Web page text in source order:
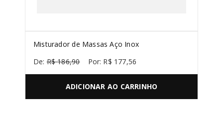
Misturador de Massas Aço Inox
R$ 186,90 R$ 177,56
ADICIONAR AO CARRINHO